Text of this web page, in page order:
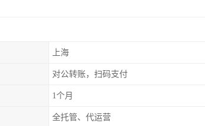
上海
对公转账，扫码支付
1个月
全托管、代运营